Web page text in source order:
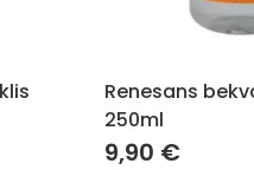
Renesans
250ml
9,90 €